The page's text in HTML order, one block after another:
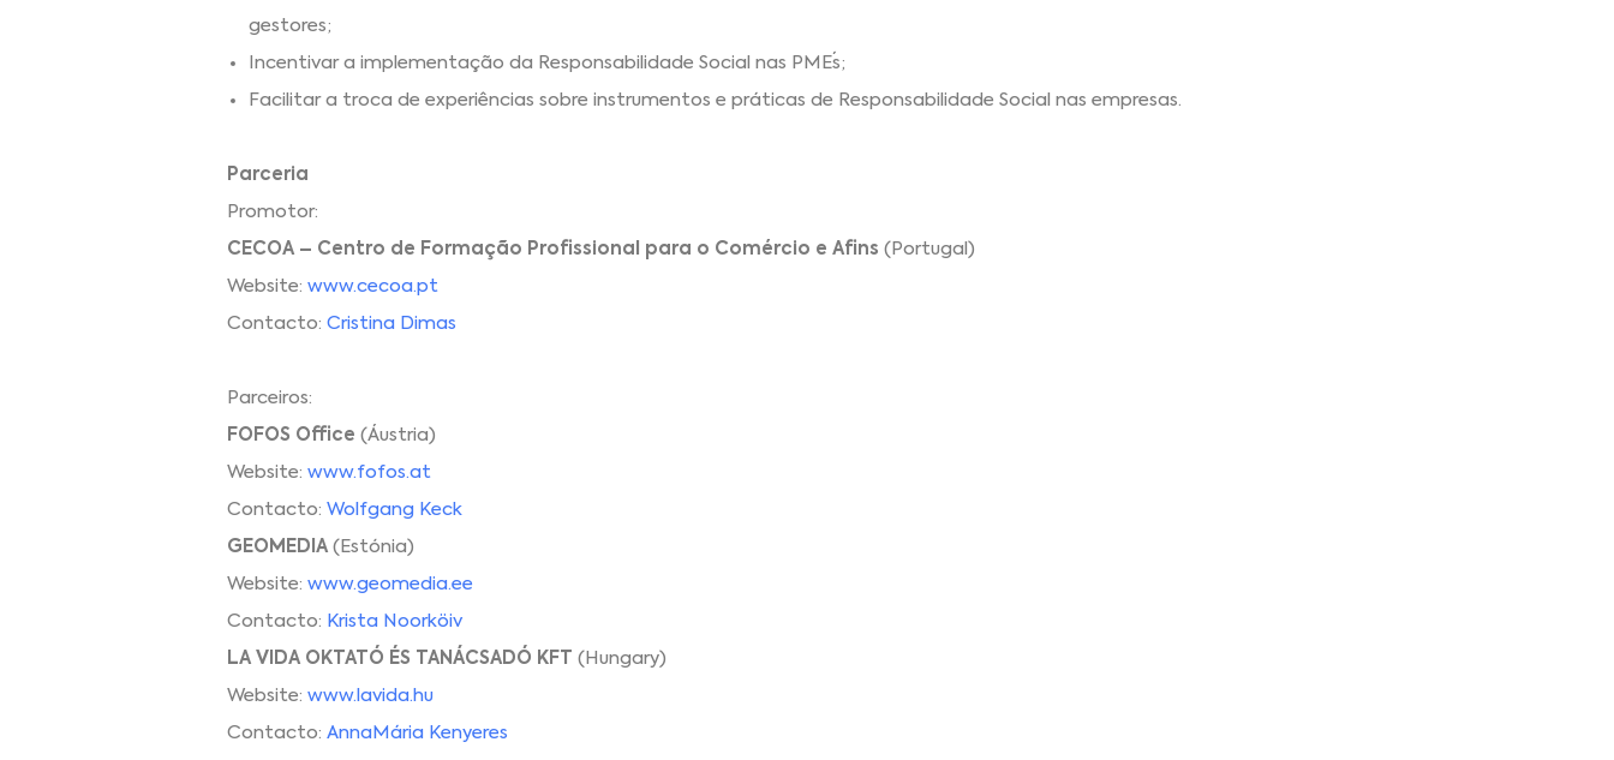
gestores;
Incentivar a implementação da Responsabilidade Social nas PME´s;
Facilitar a troca de experiências sobre instrumentos e práticas de Responsabilidade Social nas empresas.
Parceria
Promotor:
CECOA – Centro de Formação Profissional para o Comércio e Afins (Portugal)
Website: www.cecoa.pt
Contacto: Cristina Dimas
Parceiros:
FOFOS Office (Áustria)
Website: www.fofos.at
Contacto: Wolfgang Keck
GEOMEDIA(Estónia)
Website: www.geomedia.ee
Contacto: Krista Noorköiv
LA VIDA OKTATÓ ÉS TANÁCSADÓ KFT (Hungary)
Website: www.lavida.hu
Contacto: AnnaMária Kenyeres